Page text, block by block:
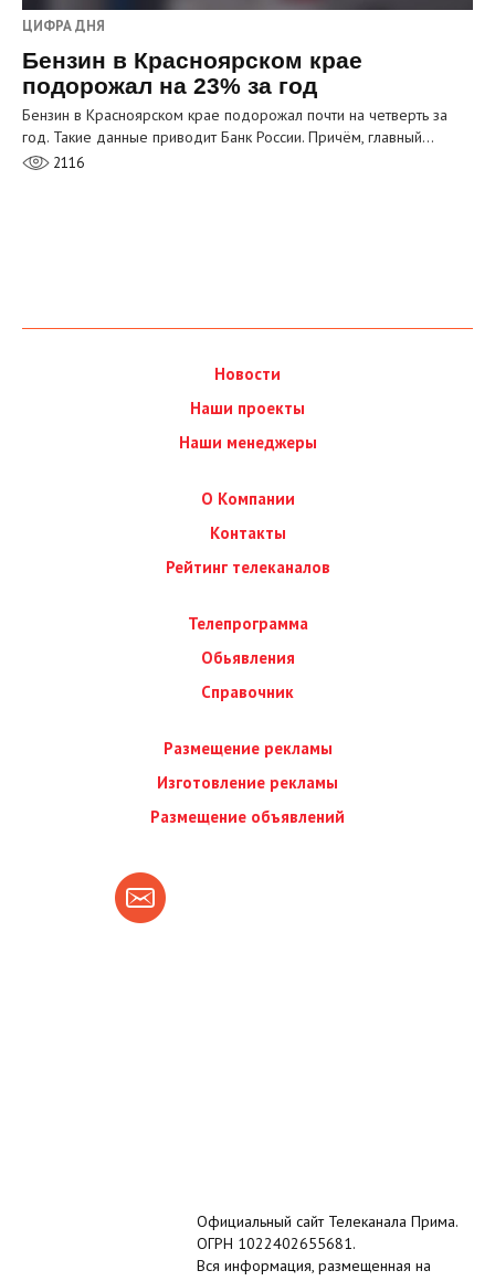
ЦИФРА ДНЯ
Бензин в Красноярском крае
подорожал на 23% за год
Бензин в Красноярском крае подорожал почти на четверть за
год. Такие данные приводит Банк России. Причём, главный…
2116
Новости
Наши проекты
Наши менеджеры
О Компании
Контакты
Рейтинг телеканалов
Телепрограмма
Обьявления
Справочник
Размещение рекламы
Изготовление рекламы
Размещение объявлений
Официальный сайт Телеканала Прима.
ОГРН 1022402655681.
Вся информация, размещенная на